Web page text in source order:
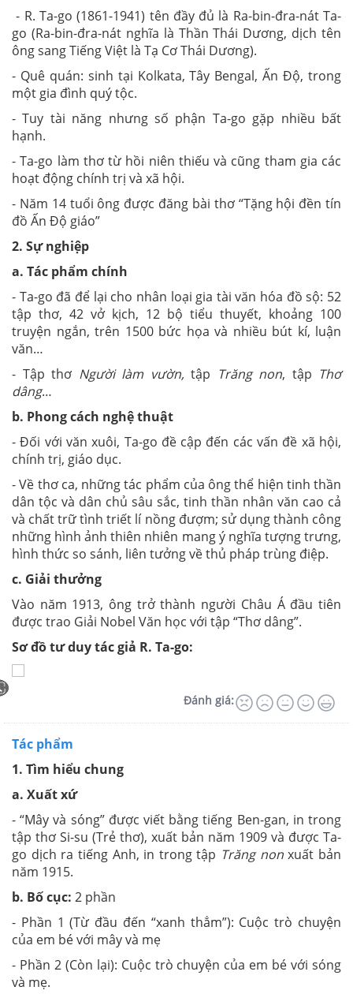
- R. Ta-go (1861-1941) tên đầy đủ là Ra-bin-đra-nát Ta-
go (Ra-bin-đra-nát nghĩa là Thần Thái Dương, dịch tên
ông sang Tiếng Việt là Tạ Cơ Thái Dương).
- Quê quán: sinh tại Kolkata, Tây Bengal, Ấn Độ, trong
một gia đình quý tộc.
- Tuy tài năng nhưng số phận Ta-go gặp nhiều bất
hạnh.
- Ta-go làm thơ từ hồi niên thiếu và cũng tham gia các
hoạt động chính trị và xã hội.
- Năm 14 tuổi ông được đăng bài thơ “Tặng hội đền tín
đồ Ấn Độ giáo”
2. Sự nghiệp
a. Tác phẩm chính
- Ta-go đã để lại cho nhân loại gia tài văn hóa đồ sộ: 52
tập thơ, 42 vở kịch, 12 bộ tiểu thuyết, khoảng 100
truyện ngắn, trên 1500 bức họa và nhiều bút kí, luận
văn…
- Tập thơ Người làm vườn,tập Trăng non, tập Thơ
dâng…
b. Phong cách nghệ thuật
- Đối với văn xuôi, Ta-go đề cập đến các vấn đề xã hội,
chính trị, giáo dục.
- Về thơ ca, những tác phẩm của ông thể hiện tinh thần
dân tộc và dân chủ sâu sắc, tinh thần nhân văn cao cả
và chất trữ tình triết lí nồng đượm; sử dụng thành công
những hình ảnh thiên nhiên mang ý nghĩa tượng trưng,
hình thức so sánh, liên tưởng về thủ pháp trùng điệp.
c. Giải thưởng
Vào năm 1913, ông trở thành người Châu Á đầu tiên
được trao Giải Nobel Văn học với tập “Thơ dâng”.
Sơ đồ tư duy tác giả R. Ta-go:
Đánh giá:
Tác phẩm
1. Tìm hiểu chung
a. Xuất xứ
- “Mây và sóng” được viết bằng tiếng Ben-gan, in trong
tập thơ Si-su (Trẻ thơ), xuất bản năm 1909 và được Ta-
go dịch ra tiếng Anh, in trong tập Trăng nonxuất bản
năm 1915.
b. Bố cục: 2 phần
- Phần 1 (Từ đầu đến “xanh thẳm”): Cuộc trò chuyện
của em bé với mây và mẹ
- Phần 2 (Còn lại): Cuộc trò chuyện của em bé với sóng
và mẹ.